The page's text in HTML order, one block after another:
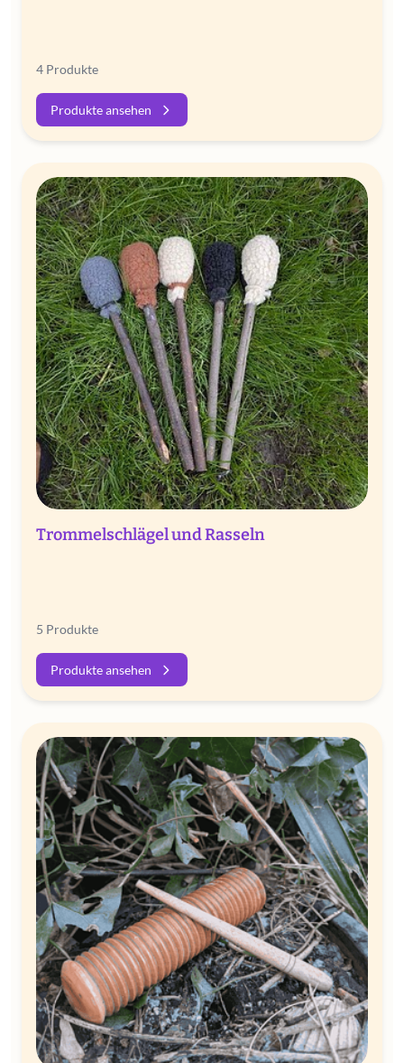
4 Produkte
Produkte ansehen
Trommelschlägel und Rasseln
5 Produkte
Produkte ansehen